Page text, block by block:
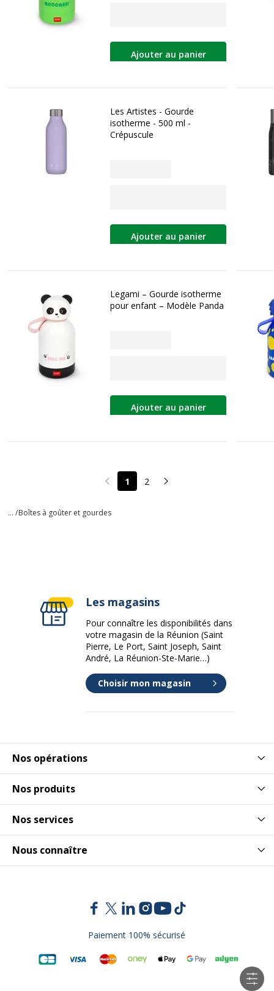
Ajouter au panier
Les Artistes - Gourde
isotherme - 500 ml -
Crépuscule
Ajouter au panier
Legami – Gourde isotherme
pour enfant – Modèle Panda
Ajouter au panier
Page précédente
1 2 Page suivante
... /Boîtes à goûter et gourdes
Nos opérations
Nos produits
Nos services
Nous connaître
Les magasins
Pour connaître les disponibilités dans
votre magasin de la Réunion (Saint
Pierre, Le Port, Saint Joseph, Saint
André, La Réunion-Ste-Marie…)
Choisir mon magasin
Paiement 100% sécurisé